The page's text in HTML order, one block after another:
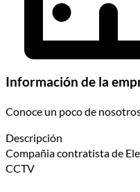
Información de la
Conoce un poco de
Descripción
Compañia contratista de
CCTV